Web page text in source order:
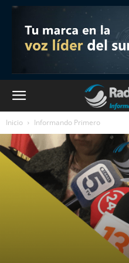
Inicio Informando Primero